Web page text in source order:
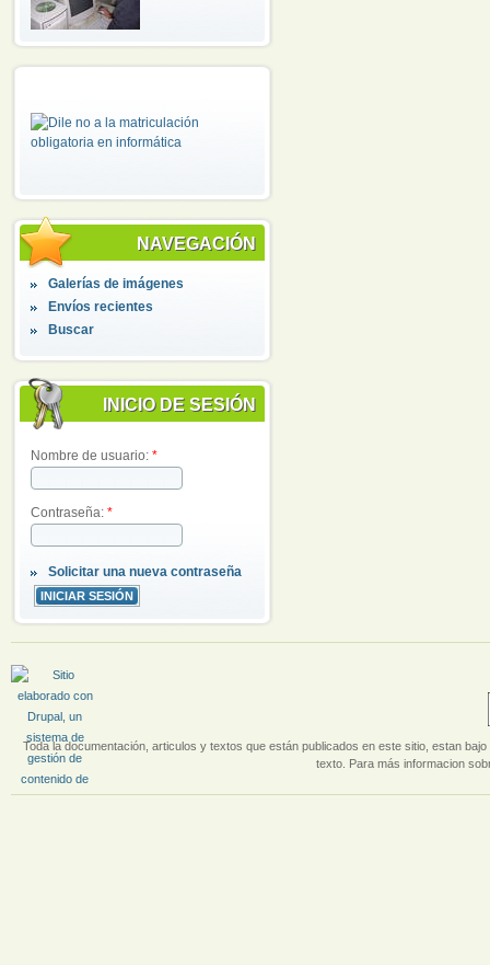
NAVEGACIÓN
Galerías de imágenes
Envíos recientes
Buscar
INICIO DE SESIÓN
Nombre de usuario: *
Contraseña: *
Solicitar una nueva contraseña
Toda la documentación, articulos y textos que están publicados en este sitio, estan
texto. Para más informacion